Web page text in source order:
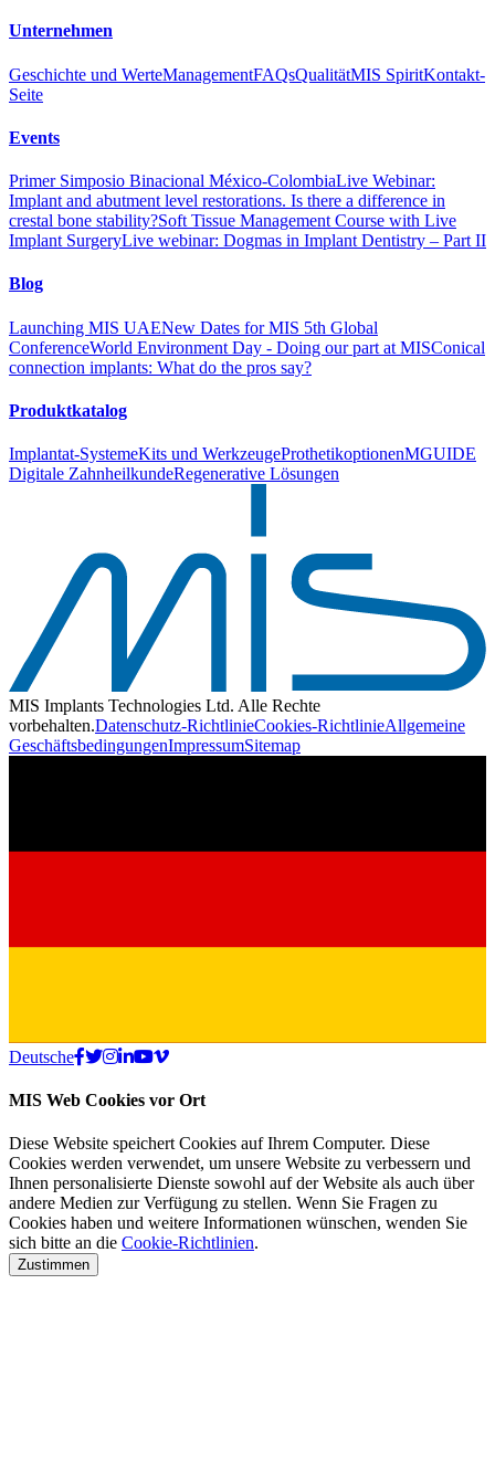
Unternehmen
Geschichte und WerteManagementFAQsQualitätMIS SpiritKontakt-
Seite
Events
Primer Simposio Binacional México-ColombiaLive Webinar:
Implant and abutment level restorations. Is there a difference in
crestal bone stability?Soft Tissue Management Course with Live
Implant SurgeryLive webinar: Dogmas in Implant Dentistry – Part II
Blog
Launching MIS UAENew Dates for MIS 5th Global
ConferenceWorld Environment Day - Doing our part at MISConical
connection implants: What do the pros say?
Produktkatalog
Implantat-SystemeKits und WerkzeugeProthetikoptionenMGUIDE
Digitale ZahnheilkundeRegenerative Lösungen
MIS Implants Technologies Ltd. Alle Rechte
vorbehalten.Datenschutz-RichtlinieCookies-RichtlinieAllgemeine
GeschäftsbedingungenImpressumSitemap
Deutsche
MIS Web Cookies vor Ort
Diese Website speichert Cookies auf Ihrem Computer. Diese
Cookies werden verwendet, um unsere Website zu verbessern und
Ihnen personalisierte Dienste sowohl auf der Website als auch über
andere Medien zur Verfügung zu stellen. Wenn Sie Fragen zu
Cookies haben und weitere Informationen wünschen, wenden Sie
sich bitte an die Cookie-Richtlinien.
Zustimmen